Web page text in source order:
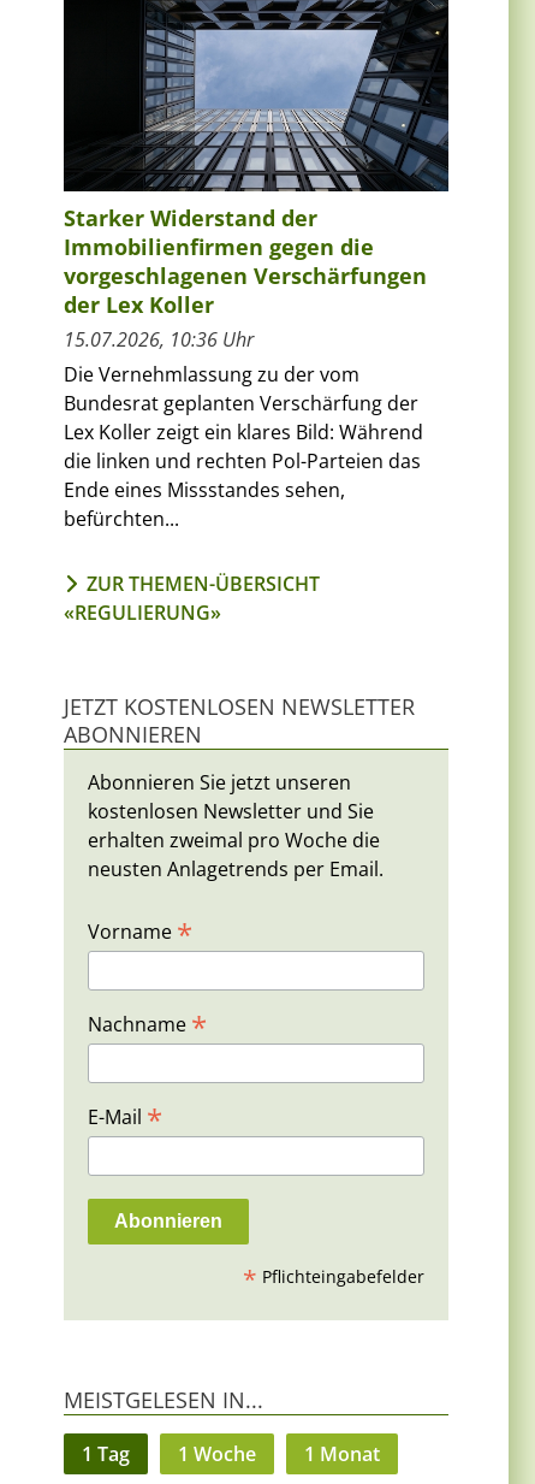
Starker Widerstand der
Immobilienfirmen gegen die
vorgeschlagenen Verschärfungen
der Lex Koller
15.07.2026, 10:36 Uhr
Die Vernehmlassung zu der vom
Bundesrat geplanten Verschärfung der
Lex Koller zeigt ein klares Bild: Während
die linken und rechten Pol-Parteien das
Ende eines Missstandes sehen,
befürchten...
ZUR THEMEN-ÜBERSICHT
«REGULIERUNG»
JETZT KOSTENLOSEN NEWSLETTER
ABONNIEREN
Abonnieren Sie jetzt unseren
kostenlosen Newsletter und Sie
erhalten zweimal pro Woche die
neusten Anlagetrends per Email.
Vorname *
Nachname *
E-Mail *
* Pflichteingabefelder
MEISTGELESEN IN...
1 Tag 1 Woche 1 Monat